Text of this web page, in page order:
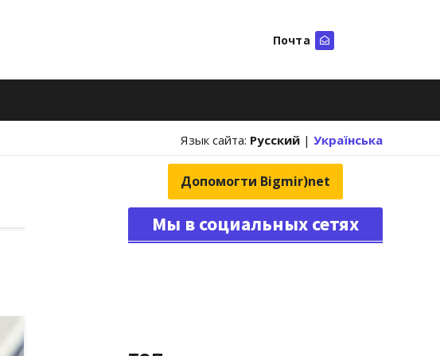
Почта
Язык сайта: Русский | Українська
Допомогти Bigmir)net
Мы в социальных сетях